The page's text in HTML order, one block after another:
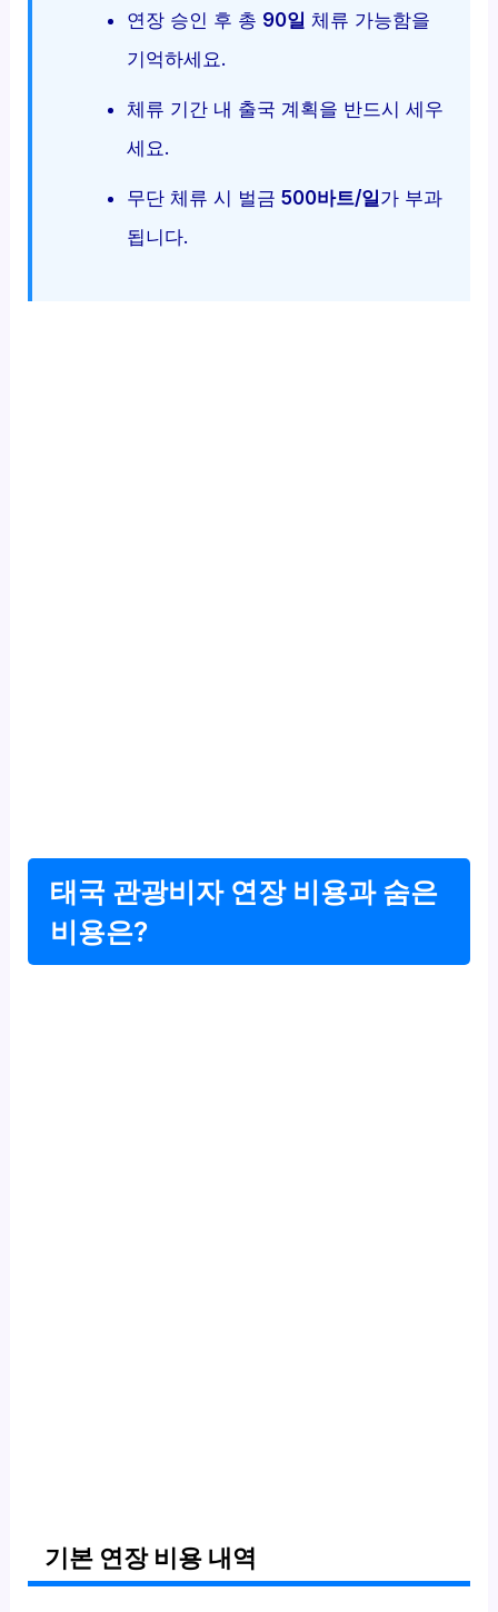
연장 승인 후 총 90일 체류 가능함을
기억하세요.
체류 기간 내 출국 계획을 반드시 세우
세요.
무단 체류 시 벌금 500바트/일가 부과
됩니다.
태국 관광비자 연장 비용과 숨은
비용은?
기본 연장 비용 내역